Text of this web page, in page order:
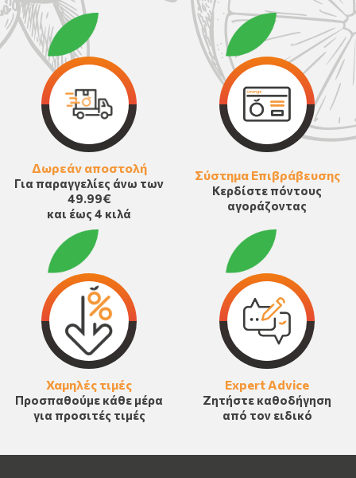
Δωρεάν αποστολή
Για παραγγελίες άνω των
49.99€
και έως 4 κιλά
Σύστημα Επιβράβευσης
Κερδίστε πόντους
αγοράζοντας
Χαμηλές τιμές
Προσπαθούμε κάθε μέρα
για προσιτές τιμές
Expert Advice
Ζητήστε καθοδήγηση
από τον ειδικό